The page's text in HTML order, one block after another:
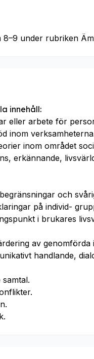
under rubriken
innehåll:
eller arbete för
inom
inom området
erkännande,
och
på individ-
i brukares
av genomförda
handlande,